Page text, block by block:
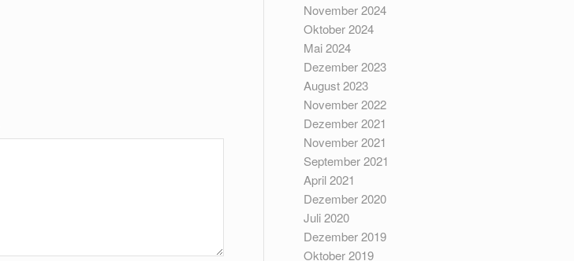
November 2024
Oktober 2024
Mai 2024
Dezember 2023
August 2023
November 2022
Dezember 2021
November 2021
September 2021
April 2021
Dezember 2020
Juli 2020
Dezember 2019
Oktober 2019